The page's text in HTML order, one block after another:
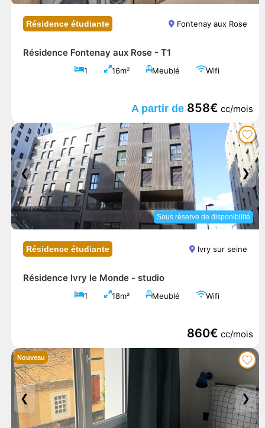
Résidence étudiante Fontenay aux Rose
Résidence Fontenay aux Rose - T1
1 16m² Meublé Wifi
A partir de 858€ cc/mois
❮ ❯
Sous réserve de disponibilité
Résidence étudiante Ivry sur seine
Résidence Ivry le Monde - studio
1 18m² Meublé Wifi
860€ cc/mois
❮ ❯
Nouveau